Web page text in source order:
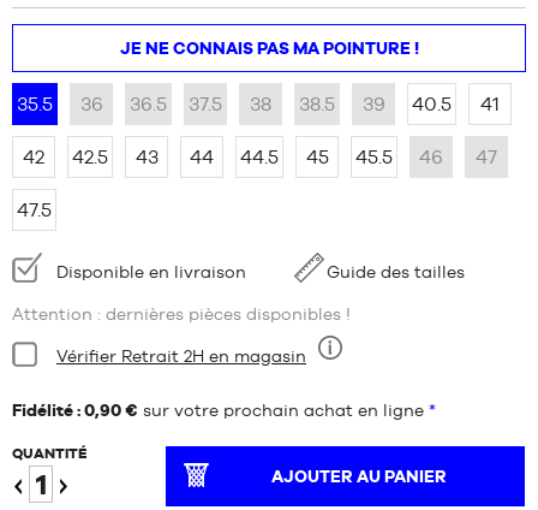
JE NE CONNAIS PAS MA POINTURE !
35.5 36 36.5 37.5 38 38.5 39 40.5 41
42 42.5 43 44 44.5 45 45.5 46 47
47.5
Disponibilité
:
Disponible en livraison Guide des tailles
Attention : dernières pièces disponibles !
Condition:
Neuf
Vérifier Retrait 2H en magasin
Fidélité : 0,90 € sur votre prochain achat en ligne *
QUANTITÉ
AJOUTER AU PANIER